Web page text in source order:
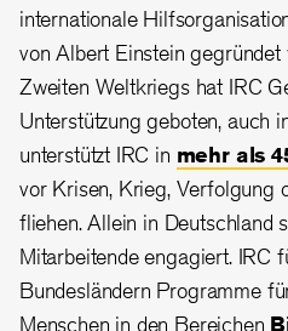
internationale
von Albert Einstein gegründet
Zweiten Weltkriegs hat IRC
Unterstützung geboten, auch
unterstützt IRC in mehr als
vor Krisen, Krieg, Verfolgung
fliehen. Allein in Deutschland
Mitarbeitende engagiert. IRC
Bundesländern Programme
Menschen in den Bereichen